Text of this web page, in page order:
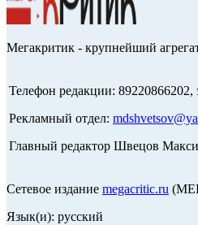
Мегакритик - крупнейший
Телефон редакции: 89220866202,
Рекламный отдел:
Главный редактор Швецов
Сетевое издание megacritic.ru
Язык(и): русский